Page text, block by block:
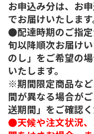
お申込み分は、お
でお届けいたします
●配達時期のご指
旬以降順次お届け
のし」をご希望の
いたします。
※期間限定商品な
間が異なる場合が
送期間」をご確認く
●天候や注文状況